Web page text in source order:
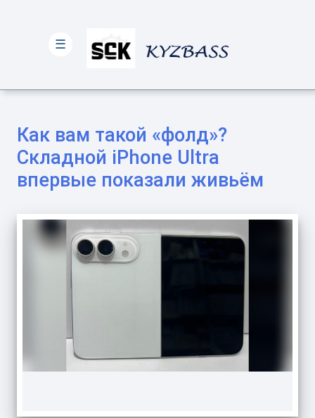
Как вам такой «фолд»?
Складной iPhone Ultra
впервые показали живьём
☰